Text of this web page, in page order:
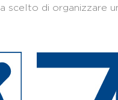
scelto di organizzare